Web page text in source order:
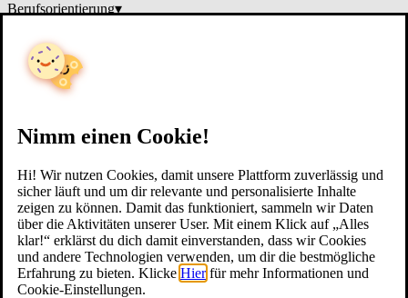
Nimm einen Cookie!
Hi! Wir nutzen Cookies, damit unsere Plattform zuverlässig und
sicher läuft und um dir relevante und personalisierte Inhalte
zeigen zu können. Damit das funktioniert, sammeln wir Daten
über die Aktivitäten unserer User. Mit einem Klick auf „Alles
klar!“ erklärst du dich damit einverstanden, dass wir Cookies
und andere Technologien verwenden, um dir die bestmögliche
Erfahrung zu bieten. Klicke Hier für mehr Informationen und
Cookie-Einstellungen.
Berufsorientierung▾